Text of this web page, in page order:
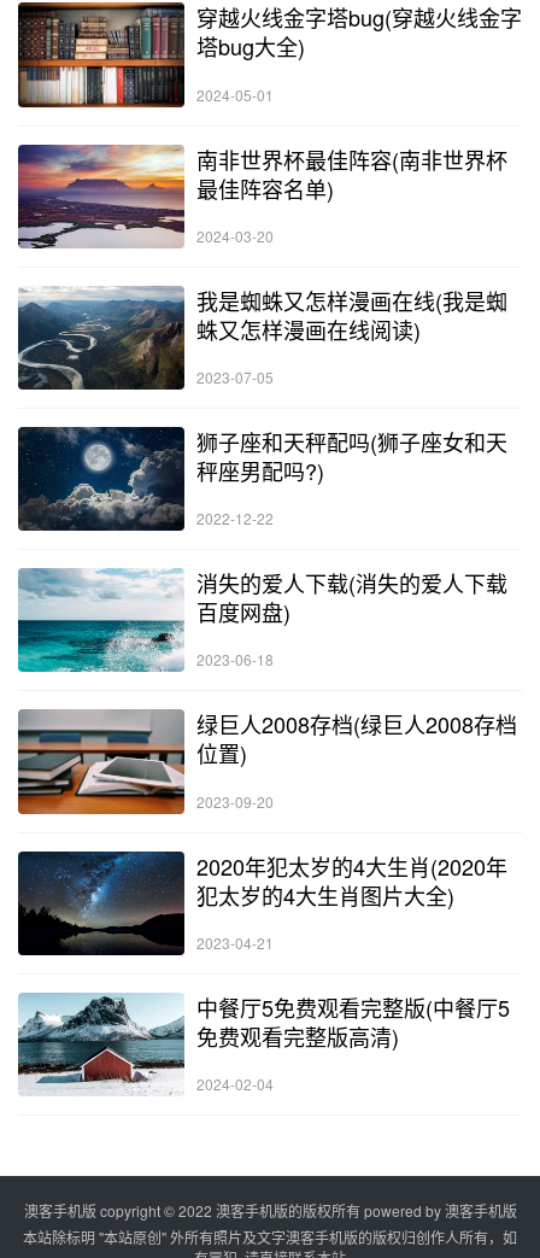
穿越火线金字塔bug(穿越火线金字
塔bug大全)
2024-05-01
南非世界杯最佳阵容(南非世界杯
最佳阵容名单)
2024-03-20
我是蜘蛛又怎样漫画在线(我是蜘
蛛又怎样漫画在线阅读)
2023-07-05
狮子座和天秤配吗(狮子座女和天
秤座男配吗?)
2022-12-22
消失的爱人下载(消失的爱人下载
百度网盘)
2023-06-18
绿巨人2008存档(绿巨人2008存档
位置)
2023-09-20
2020年犯太岁的4大生肖(2020年
犯太岁的4大生肖图片大全)
2023-04-21
中餐厅5免费观看完整版(中餐厅5
免费观看完整版高清)
2024-02-04
澳客手机版 copyright © 2022 澳客手机版的版权所有 powered by澳客手机版
本站除标明 "本站原创" 外所有照片及文字澳客手机版的版权归创作人所有，如